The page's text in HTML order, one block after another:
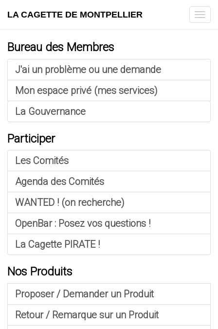
LA CAGETTE DE MONTPELLIER
Bureau des Membres
J'ai un problème ou une demande
Mon espace privé (mes services)
La Gouvernance
Participer
Les Comités
Agenda des Comités
WANTED ! (on recherche)
OpenBar : Posez vos questions !
La Cagette PIRATE !
Nos Produits
Proposer / Demander un Produit
Retour / Remarque sur un Produit